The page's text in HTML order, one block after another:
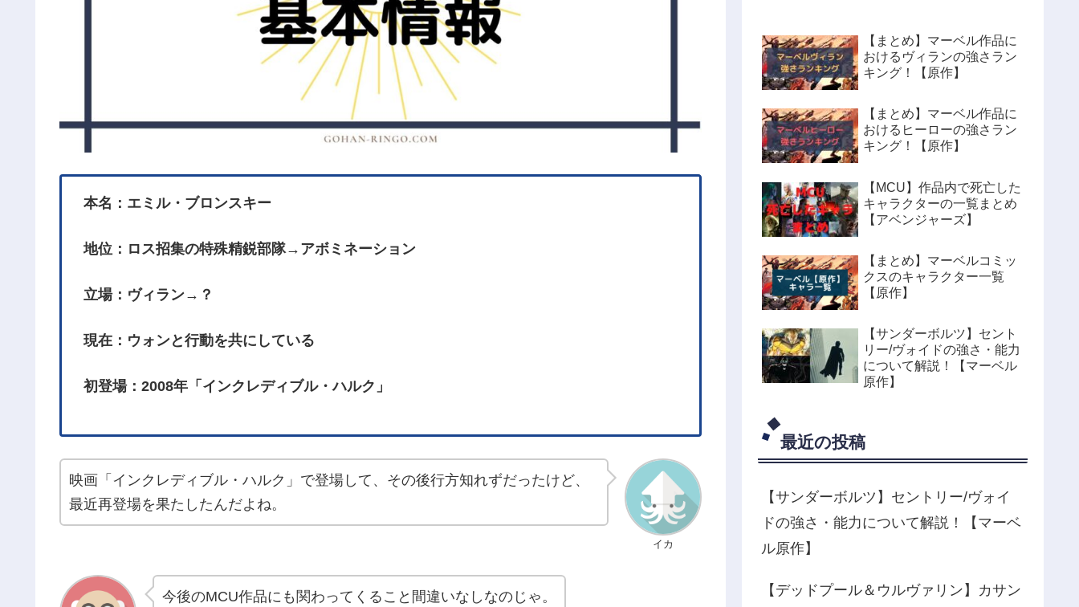
本名：エミル・ブロンスキー
地位：ロス招集の特殊精鋭部隊→アボミネーション
立場：ヴィラン→？
現在：ウォンと行動を共にしている
初登場：2008年「インクレディブル・ハルク」
イカ
映画「インクレディブル・ハルク」で登場して、その後行方知れずだったけど、
最近再登場を果たしたんだよね。
今後のMCU作品にも関わってくること間違いなしなのじゃ。
【まとめ】マーベル作品に
おけるヴィランの強さラン
キング！【原作】
【まとめ】マーベル作品に
おけるヒーローの強さラン
キング！【原作】
【MCU】作品内で死亡した
キャラクターの一覧まとめ
【アベンジャーズ】
【まとめ】マーベルコミッ
クスのキャラクター一覧
【原作】
【サンダーボルツ】セント
リー/ヴォイドの強さ・能力
について解説！【マーベル
原作】
最近の投稿
【サンダーボルツ】セントリー/ヴォイ
ドの強さ・能力について解説！【マーベ
ル原作】
【デッドプール＆ウルヴァリン】カサン